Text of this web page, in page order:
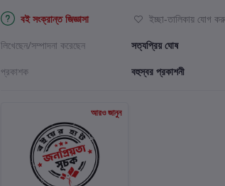
বই সংক্রান্ত জিজ্ঞাসা
ইচ্ছা-তালিকায় যোগ
লিখেছেন/সম্পাদনা করেছেন
সত্যপ্রিয় ঘোষ
প্রকাশক
বহুস্বর প্রকাশনী
আরও জানুন